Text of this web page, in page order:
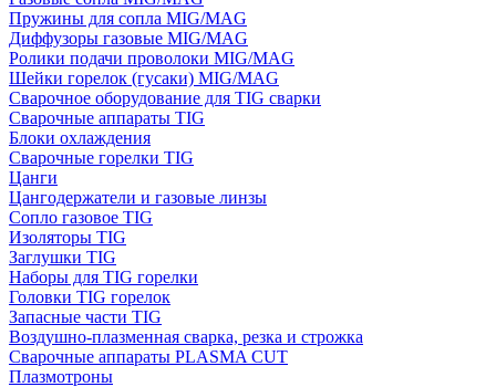
Пружины для сопла MIG/MAG
Диффузоры газовые MIG/MAG
Ролики подачи проволоки MIG/MAG
Шейки горелок (гусаки) MIG/MAG
Сварочное оборудование для TIG сварки
Сварочные аппараты TIG
Блоки охлаждения
Сварочные горелки TIG
Цанги
Цангодержатели и газовые линзы
Сопло газовое TIG
Изоляторы TIG
Заглушки TIG
Наборы для TIG горелки
Головки TIG горелок
Запасные части TIG
Воздушно-плазменная сварка, резка и строжка
Сварочные аппараты PLASMA CUT
Плазмотроны